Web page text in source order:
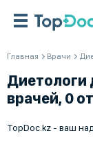
Главная Врачи
Диетологи
врачей, 0